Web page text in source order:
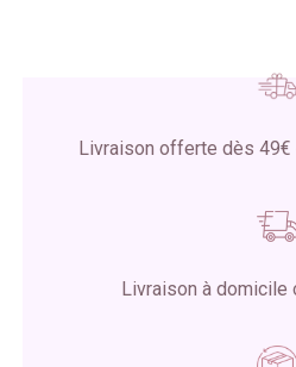
Livraison offerte dès 49€
Livraison à domicile